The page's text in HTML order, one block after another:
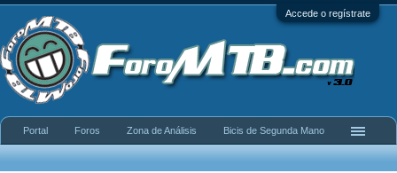
Accede o regístrate
Portal Foros Zona de Análisis Bicis de Segunda Mano